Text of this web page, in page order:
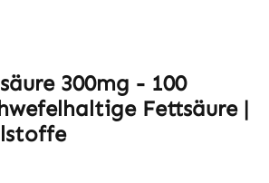
300mg - 100
Fettsäure |